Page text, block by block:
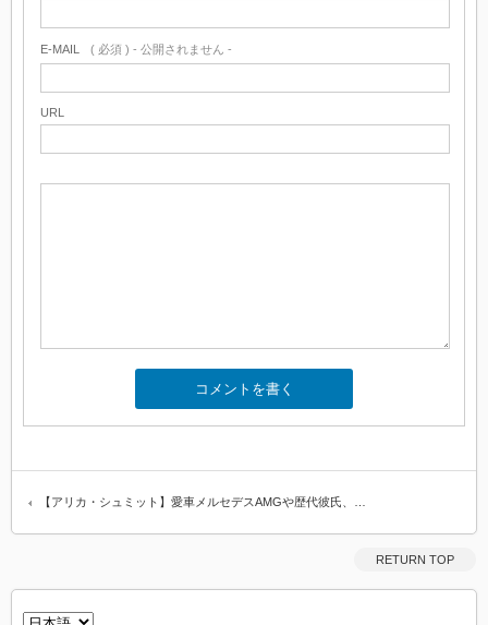
E-MAIL ( 必須 ) - 公開されません -
URL
【アリカ・シュミット】愛車メルセデスAMGや歴代彼氏、…
RETURN TOP
言